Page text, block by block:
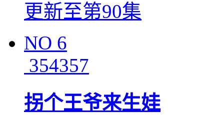
更新至第90集
NO 6
354357
拐个王爷来生娃